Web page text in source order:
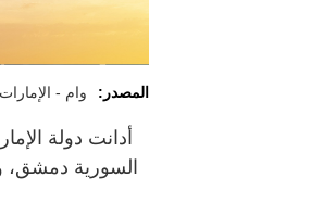
المصدر: وام -
أدانت دولة
السورية